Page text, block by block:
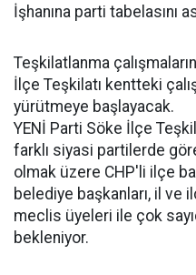
İşhanına parti tabelasını
Teşkilatlanma
İlçe Teşkilatı kentteki
yürütmeye başlayacak.
YENİ Parti Söke İlçe
farklı siyasi partilerde
olmak üzere CHP'li ilçe
belediye başkanları, il ve
meclis üyeleri ile çok
bekleniyor.